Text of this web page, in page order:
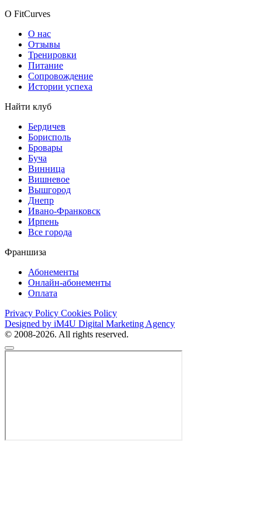
О FitCurves
О нас
Отзывы
Тренировки
Питание
Сопровождение
Истории успеха
Найти клуб
Бердичев
Борисполь
Бровары
Буча
Винница
Вишневое
Вышгород
Днепр
Ивано-Франковск
Ирпень
Все города
Франшиза
Абонементы
Онлайн-абонементы
Оплата
Privacy Policy Cookies Policy
Designed by iM4U Digital Marketing Agency
© 2008-2026. All rights reserved.